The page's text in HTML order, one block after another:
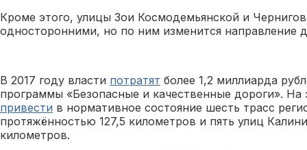
Кроме этого, улицы Зои Космодемьянской и
односторонними, но по ним изменится направление
В 2017 году власти потратят более 1,2 миллиарда
программы «Безопасные и качественные дороги». На
привести в нормативное состояние шесть трасс
протяжённостью 127,5 километров и пять улиц
километров.